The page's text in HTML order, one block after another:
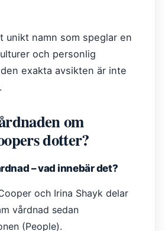
unikt namn som speglar en
och personlig
exakta avsikten är inte
om
dotter?
– vad innebär det?
och Irina Shayk delar
vårdnad sedan
(People).